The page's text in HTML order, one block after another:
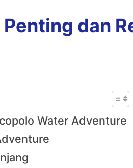
dan
Water Adventure